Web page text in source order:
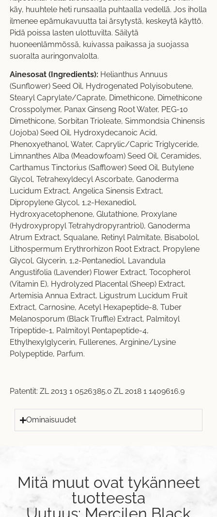
käy, huuhtele heti runsaalla puhtaalla vedellä. Jos iholla
ilmenee epämukavuutta tai ärsytystä, keskeytä käyttö.
Pidä poissa lasten ulottuvilta. Säilytä
huoneenlämmössä, kuivassa paikassa ja suojassa
suoralta auringonvalolta.
Ainesosat (Ingredients): Helianthus Annuus
(Sunflower) Seed Oil, Hydrogenated Polyisobutene,
Stearyl Caprylate/Caprate, Dimethicone, Dimethicone
Crosspolymer, Panax Ginseng Root Water, PEG-10
Dimethicone, Sorbitan Trioleate, Simmondsia Chinensis
(Jojoba) Seed Oil, Hydroxydecanoic Acid,
Phenoxyethanol, Water, Caprylic/Capric Triglyceride,
Limnanthes Alba (Meadowfoam) Seed Oil, Ceramides,
Carthamus Tinctorius (Safflower) Seed Oil, Butylene
Glycol, Tetrahexyldecyl Ascorbate, Ganoderma
Lucidum Extract, Angelica Sinensis Extract,
Dipropylene Glycol, 1,2-Hexanediol,
Hydroxyacetophenone, Glutathione, Proxylane
(Hydroxypropyl Tetrahydropyrantriol), Ganoderma
Atrum Extract, Squalane, Retinyl Palmitate, Bisabolol,
Lithospermum Erythrorhizon Root Extract, Propylene
Glycol, Glycerin, 1,2-Pentanediol, Lavandula
Angustifolia (Lavender) Flower Extract, Tocopherol
(Vitamin E), Hydrolyzed Placental (Sheep) Extract,
Artemisia Annua Extract, Ligustrum Lucidum Fruit
Extract, Carnosine, Acetyl Hexapeptide-8, Tuber
Melanosporum (Black Truffle) Extract, Palmitoyl
Tripeptide-1, Palmitoyl Pentapeptide-4,
Ethylhexylglycerin, Fullerenes, Arginine/Lysine
Polypeptide, Parfum.
Patentit: ZL 2013 1 0526385.0 ZL 2018 1 1409616.9
Ominaisuudet
Mitä muut ovat tykänneet
tuotteesta